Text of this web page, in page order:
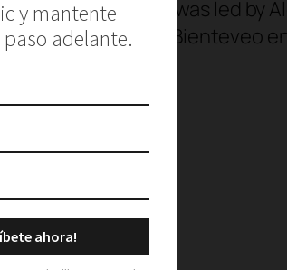
of the show was led by
of swimwear, Bienteveo